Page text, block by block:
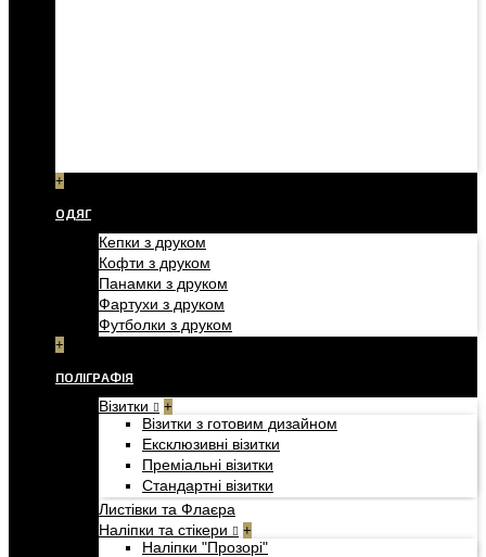
+
ОДЯГ
Кепки з друком
Кофти з друком
Панамки з друком
Фартухи з друком
Футболки з друком
+
ПОЛІГРАФІЯ
Візитки +
Візитки з готовим дизайном
Ексклюзивні візитки
Преміальні візитки
Стандартні візитки
Листівки та Флаєра
Наліпки та стікери
+
Наліпки "Прозорі"